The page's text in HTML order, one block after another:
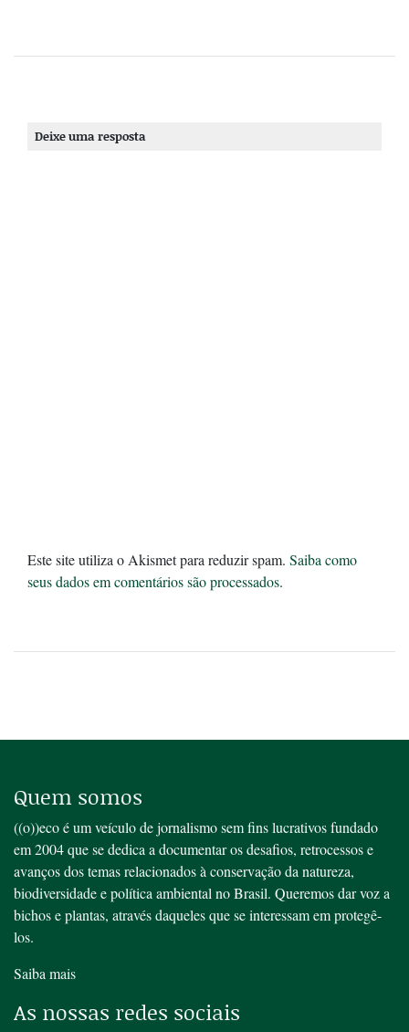
Deixe uma resposta
Este site utiliza o Akismet para reduzir spam. Saiba como
seus dados em comentários são processados.
Quem somos
((o))eco é um veículo de jornalismo sem fins lucrativos fundado
em 2004 que se dedica a documentar os desafios, retrocessos e
avanços dos temas relacionados à conservação da natureza,
biodiversidade e política ambiental no Brasil. Queremos dar voz a
bichos e plantas, através daqueles que se interessam em protegê-
los.
Saiba mais
As nossas redes sociais